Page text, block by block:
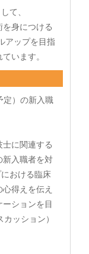
て、
身につける
アップを目指
います。
定）の新入職
に関連する
新入職者を対
おける臨床
得えを伝え
ションを目
ッション）